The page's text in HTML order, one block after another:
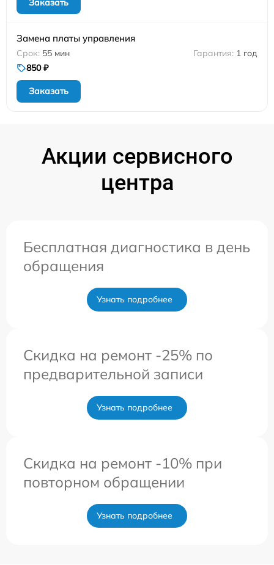
Заказать
Замена платы управления
55 мин
1 год
850 ₽
Заказать
Акции сервисного
центра
Бесплатная диагностика в день
обращения
Узнать подробнее
Скидка на ремонт -25% по
предварительной записи
Узнать подробнее
Скидка на ремонт -10% при
повторном обращении
Узнать подробнее